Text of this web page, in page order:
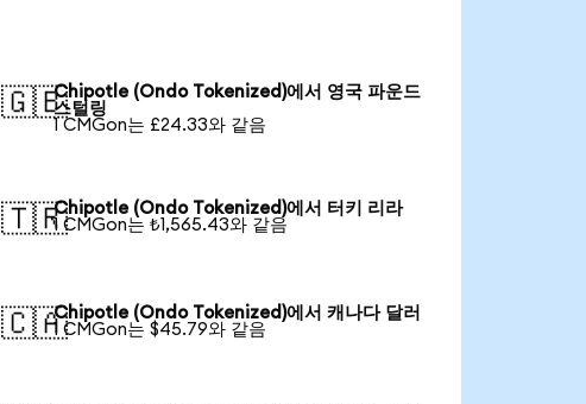
🇬🇧Chipotle (Ondo Tokenized)에서 영국 파운드
스털링
1 CMGon는 £24.33와 같음
🇹🇷Chipotle (Ondo Tokenized)에서 터키 리라
1 CMGon는 ₺1,565.43와 같음
🇨🇦Chipotle (Ondo Tokenized)에서 캐나다 달러
1 CMGon는 $45.79와 같음